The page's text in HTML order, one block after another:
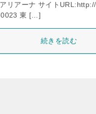
リアーナ サイト
0023 東 […]
続きを読む